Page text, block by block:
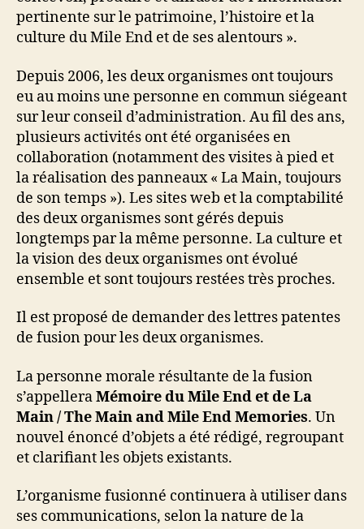
pertinente sur le patrimoine, l’histoire et la
culture du Mile End et de ses alentours ».
Depuis 2006, les deux organismes ont toujours
eu au moins une personne en commun siégeant
sur leur conseil d’administration. Au fil des ans,
plusieurs activités ont été organisées en
collaboration (notamment des visites à pied et
la réalisation des panneaux « La Main, toujours
de son temps »). Les sites web et la comptabilité
des deux organismes sont gérés depuis
longtemps par la même personne. La culture et
la vision des deux organismes ont évolué
ensemble et sont toujours restées très proches.
Il est proposé de demander des lettres patentes
de fusion pour les deux organismes.
La personne morale résultante de la fusion
s’appelleraMémoire du Mile End et de La
Main / The Main and Mile End Memories. Un
nouvel énoncé d’objets a été rédigé, regroupant
et clarifiant les objets existants.
L’organisme fusionné continuera à utiliser dans
ses communications, selon la nature de la